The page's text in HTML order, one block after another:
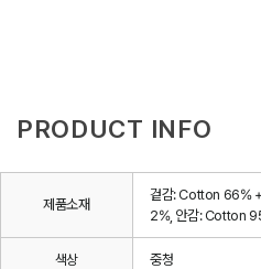
PRODUCT INFO
제품소재
겉감: Cotton 66%
2%, 안감: Cotton
색상 중청